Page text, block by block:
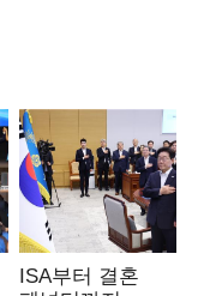
ISA부터 결혼